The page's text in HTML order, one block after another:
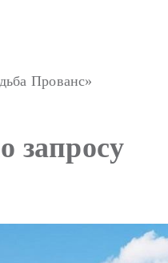
Прованс»
запросу